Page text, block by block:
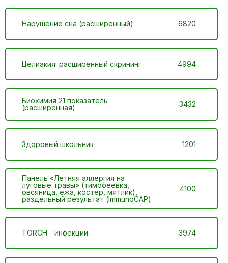
Нарушение сна (расширенный) 6820
Целиакия: расширенный скрининг 4994
Биохимия 21 показатель
(расширенная)
3432
Здоровый школьник 1201
Панель «Летняя аллергия на
луговые травы» (тимофеевка,
овсяница, ежа, костер, мятлик),
раздельный результат (ImmunoCAP)
4100
TORCH - инфекции. 3974